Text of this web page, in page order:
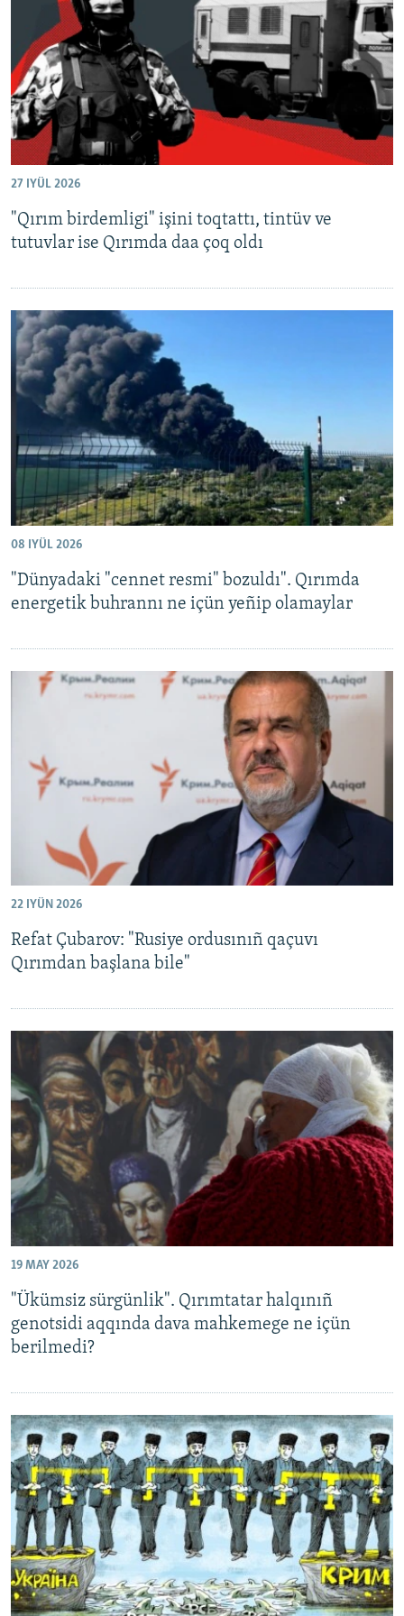
Русский
Українською
QOŞULIÑIZ!
27 IYÜL 2026
"Qırım birdemligi" işini toqtattı, tintüv ve
tutuvlar ise Qırımda daa çoq oldı
08 IYÜL 2026
"Dünyadaki "cennet resmi" bozuldı". Qırımda
energetik buhrannı ne içün yeñip olamaylar
22 IYÜN 2026
Refat Çubarov: "Rusiye ordusınıñ qaçuvı
Qırımdan başlana bile"
19 MAY 2026
"Ükümsiz sürgünlik". Qırımtatar halqınıñ
genotsidi aqqında dava mahkemege ne içün
berilmedi?